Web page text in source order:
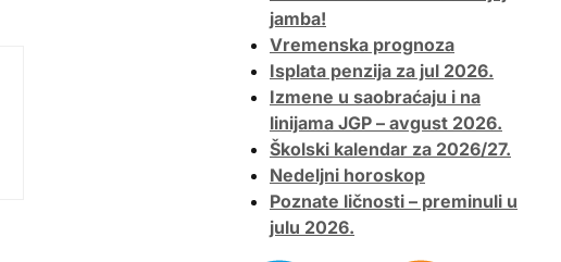
jamba!
Vremenska prognoza
Isplata penzija za jul 2026.
Izmene u saobraćaju i na
linijama JGP – avgust 2026.
Školski kalendar za 2026/27.
Nedeljni horoskop
Poznate ličnosti – preminuli u
julu 2026.